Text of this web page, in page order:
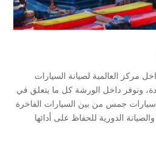
العالمية لصيانة السيارات
داخل الورشة كل ما يتعلق في
جمس من بين السيارات الفاخرة
الدورية للحفاظ على أدائها